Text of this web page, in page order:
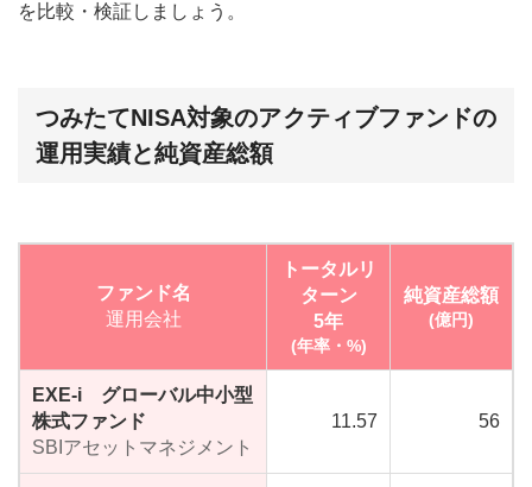
を比較・検証しましょう。
つみたてNISA対象のアクティブファンドの
運用実績と純資産総額
ファンド名
運用会社
トータルリ
ターン
5年
(年率・%)
純資産総額
(億円)
EXE-i グローバル中小型
株式ファンド
SBIアセットマネジメント
11.57 56